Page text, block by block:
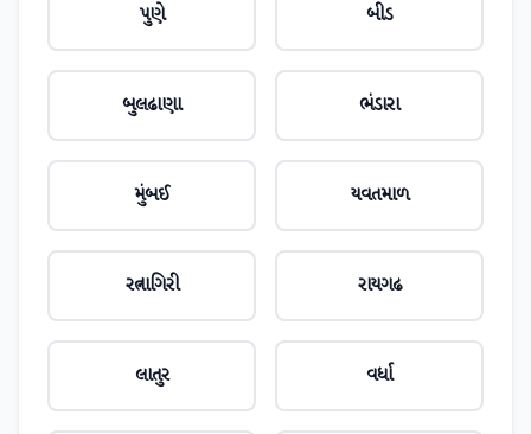
પુણે બીડ
બુલઢાણા ભંડારા
મુંબઈ યવતમાળ
રત્નાગિરી રાયગઢ
લાતુર વર્ધા